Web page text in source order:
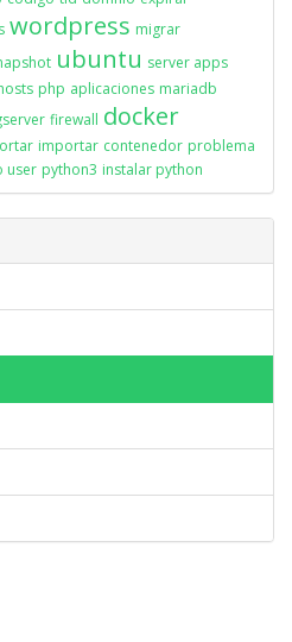
wordpress migrar
ubuntu server apps
php aplicaciones mariadb
firewall docker
importar contenedor problema
user python3 instalar python